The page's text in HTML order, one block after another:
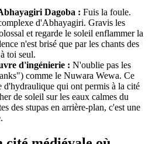
Dagoba : Fuis la foule.
d'Abhayagiri. Gravis les
et regarde le soleil enflammer la
n'est brisé que par les chants des
toi seul.
d'ingénierie : N'oublie pas les
comme le Nuwara Wewa. Ce
d'hydraulique qui ont permis à la cité
de soleil sur les eaux calmes du
des stupas en arrière-plan, c'est une